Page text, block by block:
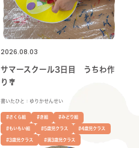
2026.08.03
サマースクール3日目 うちわ作
り🎐
書いたひと：ゆりかせんせい
#さくら組 #き組 #みどり組
#もいもい組 #5歳児クラス #4歳児クラス
#3歳児クラス #満3歳児クラス